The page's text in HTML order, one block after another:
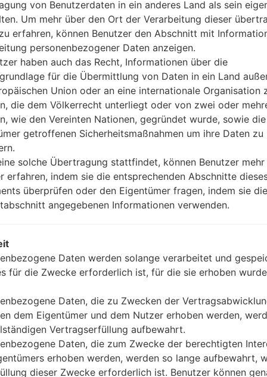
OS
OS
Android 6.0.x Marshmallow 1.19
Android 6.0.x Marshmallow 1.19
Android 6.0.x Marshmallow
von Benutzerdaten in ein anderes Land als sein
Um mehr über den Ort der Verarbeitung dieser
erfahren, können Benutzer den Abschnitt mit
personenbezogener Daten anzeigen.
haben auch das Recht, Informationen über die
für die Übermittlung von Daten in ein Land
Union oder an eine internationale Organisation
die dem Völkerrecht unterliegt oder von zwei oder
wie den Vereinten Nationen, gegründet wurde, sowie
getroffenen Sicherheitsmaßnahmen um ihre Daten zu
solche Übertragung stattfindet, können Benutzer mehr
erfahren, indem sie die entsprechenden Abschnitte
überprüfen oder den Eigentümer fragen, indem sie
angegebenen Informationen verwenden.
Daten werden solange verarbeitet und
für die Zwecke erforderlich ist, für die sie erhoben
Daten, die zu Zwecken der
dem Eigentümer und dem Nutzer erhoben werden,
Vertragserfüllung aufbewahrt.
Daten, die zum Zwecke der berechtigten
erhoben werden, werden so lange aufbewahrt,
dieser Zwecke erforderlich ist. Benutzer können